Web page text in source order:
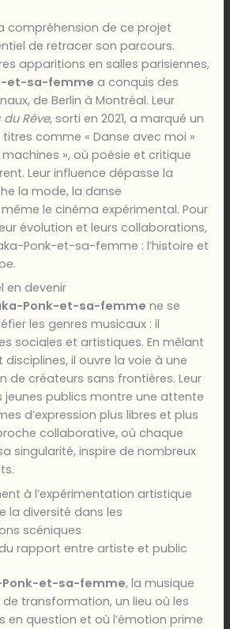
compréhension de ce projet
de retracer son parcours.
apparitions en salles parisiennes,
et-sa-femme a conquis des
de Berlin à Montréal. Leur
du Rêve, sorti en 2021, a marqué un
comme « Danse avec moi »
machines », où poésie et critique
Leur influence dépasse la
la mode, la danse
le cinéma expérimental. Pour
évolution et leurs collaborations,
Ponk-et-sa-femme : l’histoire et
en devenir
Ponk-et-sa-femme ne se
les genres musicaux : il
sociales et artistiques. En mêlant
il ouvre la voie à une
de créateurs sans frontières. Leur
jeunes publics montre une attente
d’expression plus libres et plus
collaborative, où chaque
singularité, inspire de nombreux
à l’expérimentation artistique
la diversité dans les
scéniques
rapport entre artiste et public
Ponk-et-sa-femme, la musique
transformation, un lieu où les
en question et où l’émotion prime